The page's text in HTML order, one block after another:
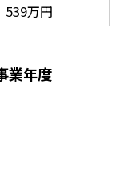
539万円
業年度